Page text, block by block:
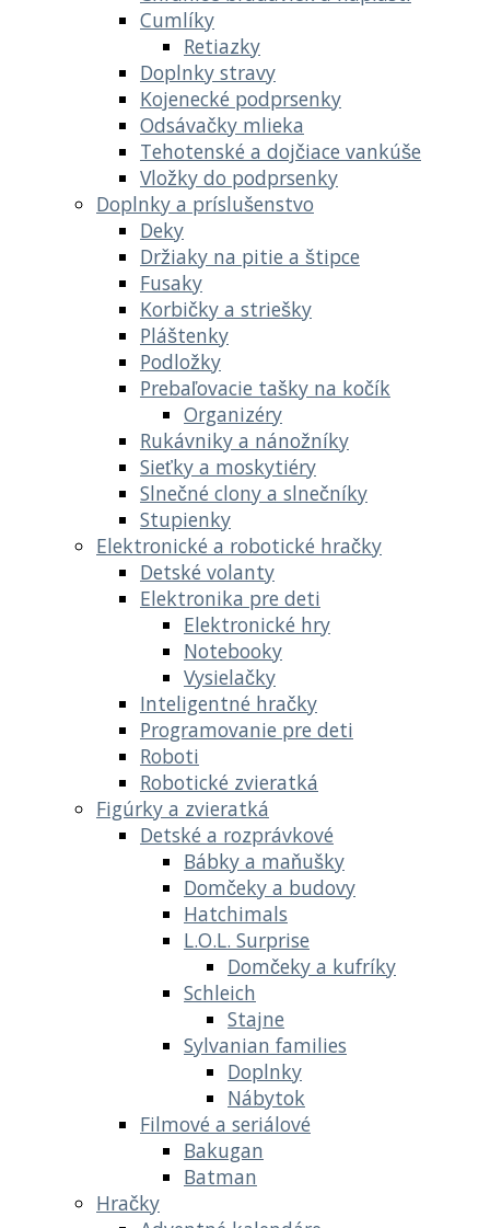
Cumlíky
Retiazky
Doplnky stravy
Kojenecké podprsenky
Odsávačky mlieka
Tehotenské a dojčiace vankúše
Vložky do podprsenky
Doplnky a príslušenstvo
Deky
Držiaky na pitie a štipce
Fusaky
Korbičky a striešky
Pláštenky
Podložky
Prebaľovacie tašky na kočík
Organizéry
Rukávniky a nánožníky
Sieťky a moskytiéry
Slnečné clony a slnečníky
Stupienky
Elektronické a robotické hračky
Detské volanty
Elektronika pre deti
Elektronické hry
Notebooky
Vysielačky
Inteligentné hračky
Programovanie pre deti
Roboti
Robotické zvieratká
Figúrky a zvieratká
Detské a rozprávkové
Bábky a maňušky
Domčeky a budovy
Hatchimals
L.O.L. Surprise
Domčeky a kufríky
Schleich
Stajne
Sylvanian families
Doplnky
Nábytok
Filmové a seriálové
Bakugan
Batman
Hračky